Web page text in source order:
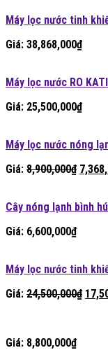
Máy lọc nước tinh
Giá: 38,868,000₫
Máy lọc nước RO
Giá: 25,500,000₫
Máy lọc nước nóng
Giá: 8,900,000₫ Giá
Cây nóng lạnh bình
Giá: 6,600,000₫
Máy lọc nước tinh
Giá: 24,500,000₫ Giá
Giá: 8,800,000₫